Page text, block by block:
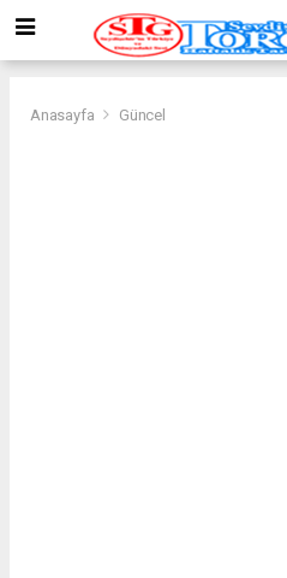
Anasayfa Güncel